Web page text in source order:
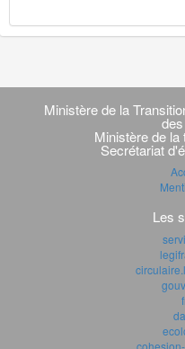
Navigation
transverse
Ministère de la
Ministère de la
Secrétariat
Les